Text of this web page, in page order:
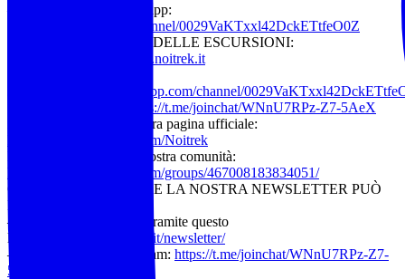
– Al nostro canale whatsapp:
https://whatsapp.com/channel/0029VaKTxxl42DckETtfeO0Z
ELENCO COMPLETO DELLE ESCURSIONI:
https://www.noitrek.it
https://whatsapp.com/channel/
https://t.me/joinchat/WNnU7RPz-Z7-5AeX
Metti “mi piace” alla nostra pagina ufficiale:
https://www.facebook.com/Noitrek
Iscriviti al gruppo della nostra comunità:
https://www.facebook.com/groups/467008183834051/
CHI VUOLE RICEVERE LA NOSTRA NEWSLETTER PUÒ
ISCRIVERSI
– Alla nostra mailing list tramite questo
link:
https://www.noitrek.it/newsletter/
– Al nostro canale Telegram: https://t.me/joinchat/WNnU7RPz-Z7-
5AeX